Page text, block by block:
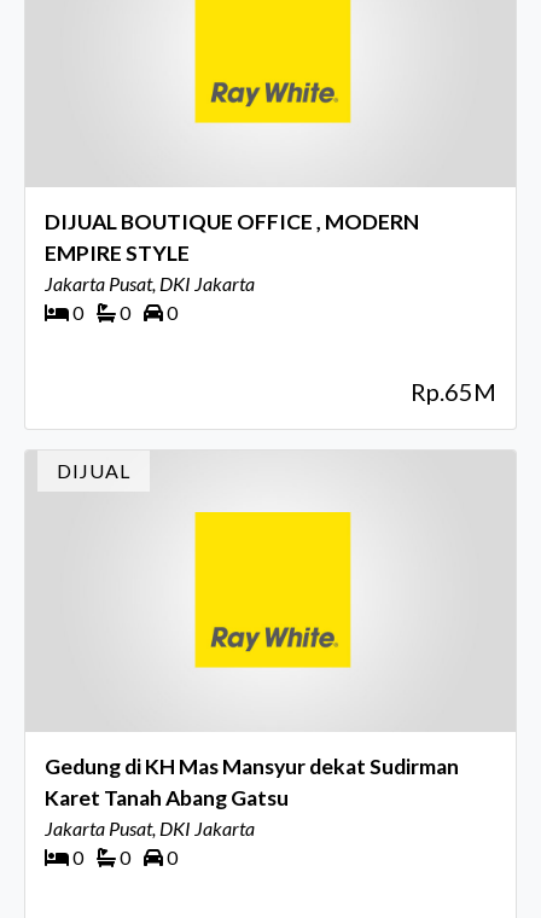
DIJUAL BOUTIQUE OFFICE , MODERN
EMPIRE STYLE
Jakarta Pusat, DKI Jakarta
0
0 0
Rp.65M
DIJUAL
Gedung di KH Mas Mansyur dekat Sudirman
Karet Tanah Abang Gatsu
Jakarta Pusat, DKI Jakarta
0
0 0